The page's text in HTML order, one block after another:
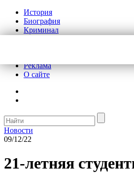
История
Биография
Криминал
Реклама
О сайте
Новости
09/12/22
21-летняя